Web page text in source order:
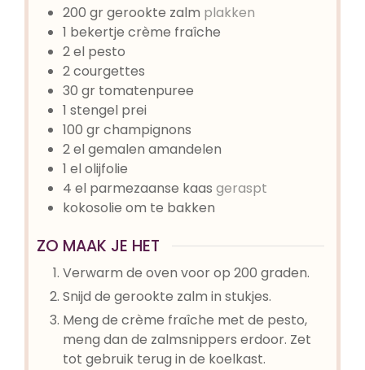
200 grgerookte zalm plakken
1 bekertje crème fraîche
2el pesto
2courgettes
30 gr tomatenpuree
1 stengel prei
100 grchampignons
2elgemalen amandelen
1 elolijfolie
4 el parmezaanse kaas geraspt
kokosolie om te bakken
ZO MAAK JE HET
Verwarm de oven voor op 200 graden.
Snijd de gerookte zalm in stukjes.
Meng de crème fraîche met de pesto,
meng dan de zalmsnippers erdoor. Zet
tot gebruik terug in de koelkast.